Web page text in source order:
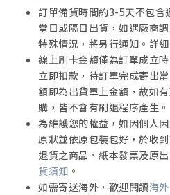
訂單備貨時間約3-5天不包含
當日或隔日出貨，如遇廠商
特殊情況，將另行通知。詳
線上刷卡金額僅為訂單成立
立即扣款，待訂單完成寄出
額即為出貨單上金額，故如
購，皆不會有刷退程序產生。
為維護您的權益，如因個人
原狀並依原包裝包好，於收
退貨之商品、紙本發票及原
貨須知 。
如需寄送海外，歡迎閱讀海